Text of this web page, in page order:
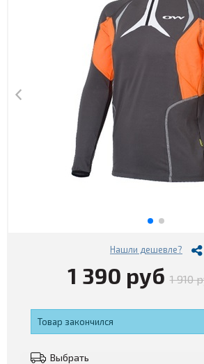
Нашли дешевле?
1 390 руб 1 910
Товар закончился
Выбрать